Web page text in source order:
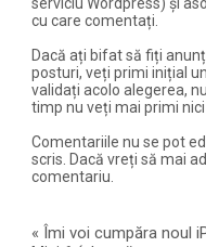
serviciu Wordpress) și
cu care comentați.
Dacă ați bifat să fiți
posturi, veți primi inițial
validați acolo alegerea,
timp nu veți mai primi
Comentariile nu se pot
scris. Dacă vreți să mai
comentariu.
« Îmi voi cumpăra noul